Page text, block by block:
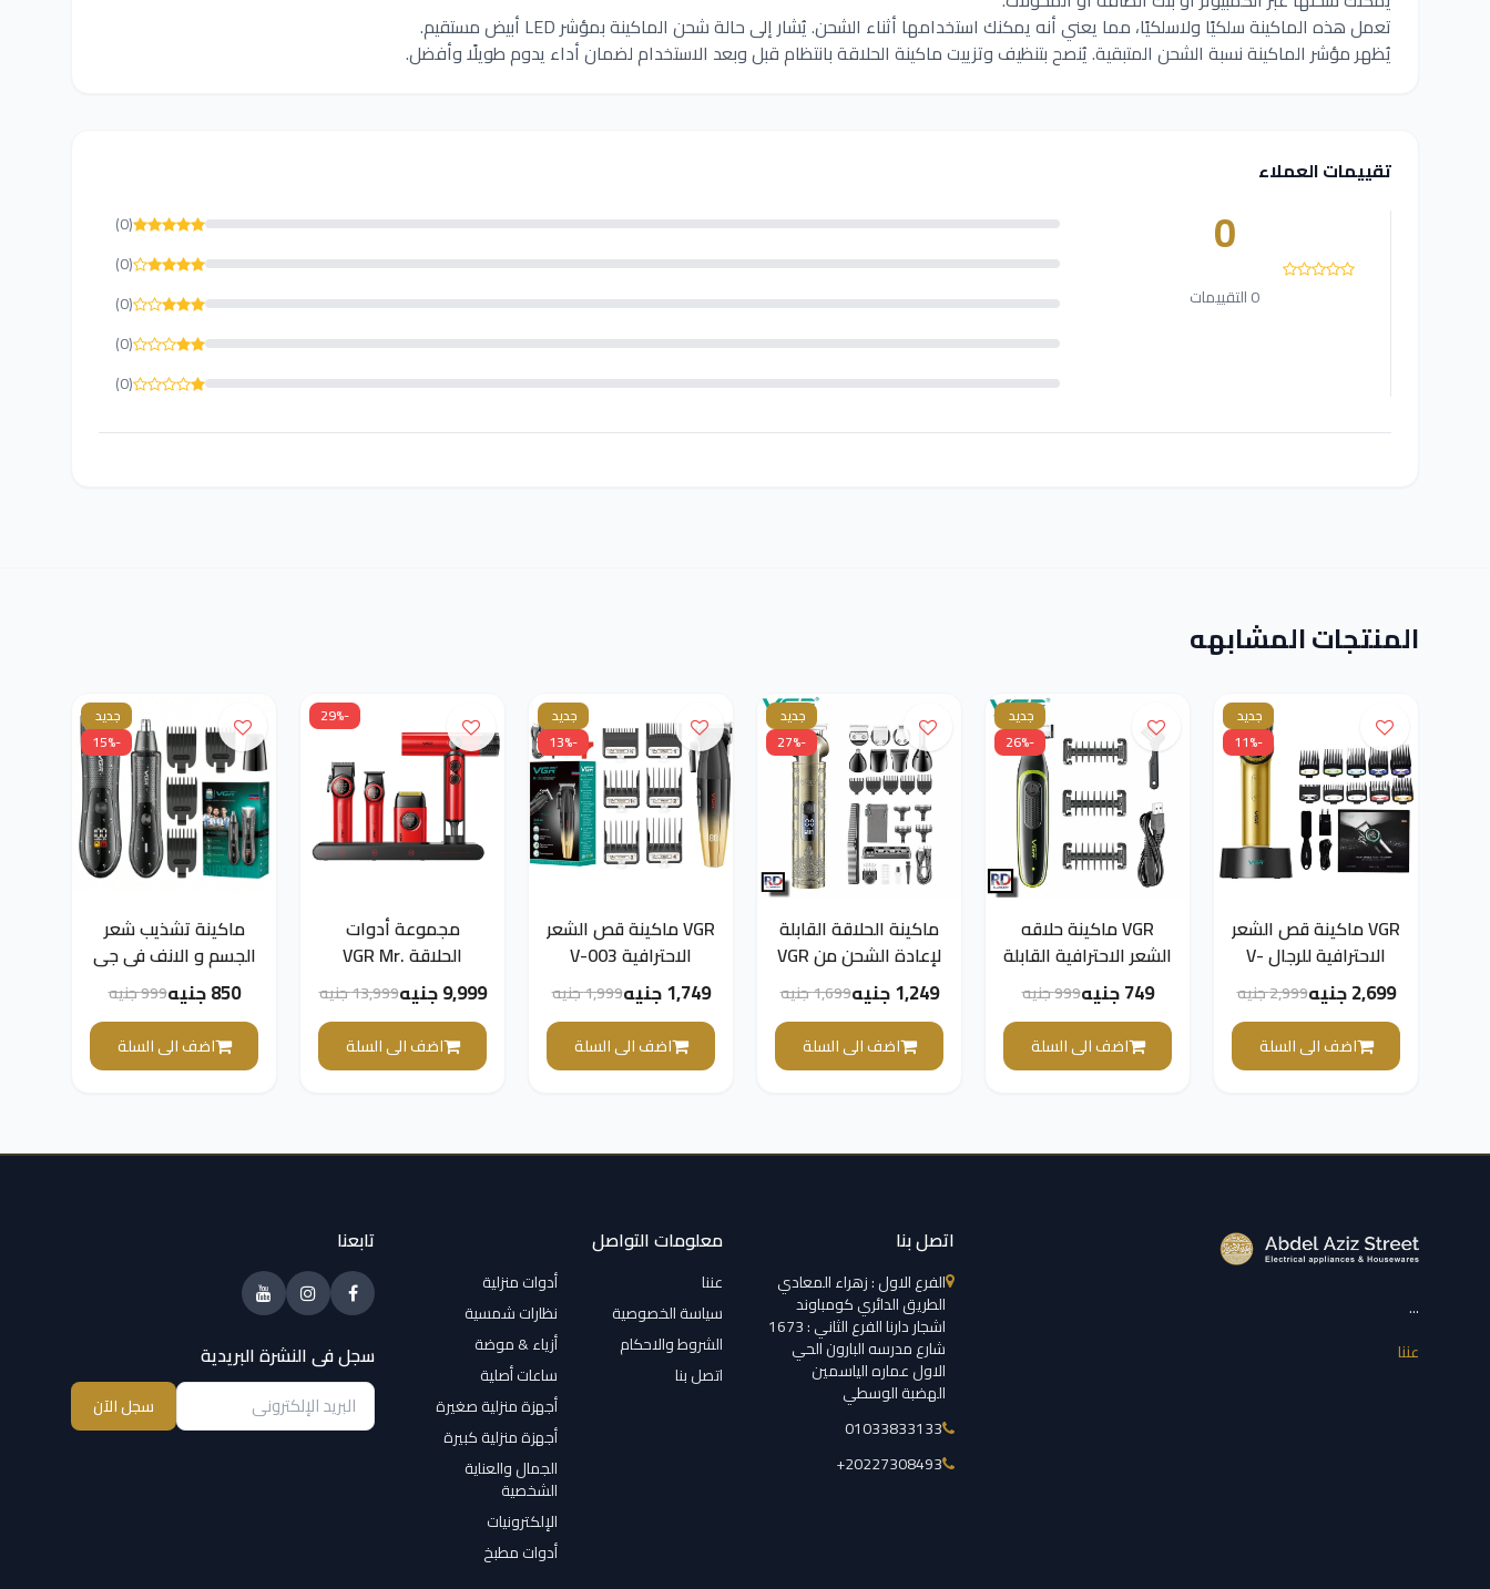
تعمل هذه الماكينة سلكيًا ولاسلكيًا، مما يعني أنه يمكنك استخدامها أثناء الشحن. يُشار إلى حالة شحن الماكينة بمؤشر LED أبيض مستقيم.
يُظهر مؤشر الماكينة نسبة الشحن المتبقية. يُنصح بتنظيف وتزييت ماكينة الحلاقة بانتظام قبل وبعد الاستخدام لضمان أداء يدوم طويلًا وأفضل.
تقييمات العملاء
0
0 التقييمات
(0)
(0)
(0)
(0)
(0)
المنتجات المشابهه
جديد
-11%
VGR ماكينة قص الشعر
الاحترافية للرجال V-
001
2,699 جنيه 2,999 جنيه
اضف الى السلة
جديد
-26%
VGR ماكينة حلاقه
الشعر الاحترافية القابلة
لإعادة الشحن V-017
749 جنيه 999 جنيه
اضف الى السلة
جديد
-27%
ماكينة الحلاقة القابلة
لإعادة الشحن من VGR
V-110 1,249 جنيه 1,699 جنيه
اضف الى السلة
جديد
-13%
VGR ماكينة قص الشعر
الاحترافية V-003
للرجال، (أسود * ذهبي)
1,749 جنيه 1,999 جنيه
اضف الى السلة
-29%
مجموعة أدوات
الحلاقة VGR Mr.
SUPER POWER
Stepless Pro 4 في 1
للصالون، لون أحمر
9,999 جنيه 13,999 جنيه
اضف الى السلة
جديد
-15%
ماكينة تشذيب شعر
الجسم و الانف في جي
ار بروفيشنال V-934
850 جنيه 999 جنيه
اضف الى السلة
...
عننا
اتصل بنا
الفرع الاول : زهراء المعادي
الطريق الدائري كومباوند
اشجار دارنا الفرع الثاني : 1673
شارع مدرسه البارون الحي
الاول عماره الياسمين
الهضبة الوسطي
01033833133
‎+20227308493
معلومات التواصل
عننا
سياسة الخصوصية
الشروط والاحكام
اتصل بنا
أدوات منزلية
نظارات شمسية
أزياء & موضة
ساعات أصلية
أجهزة منزلية صغيرة
أجهزة منزلية كبيرة
الجمال والعناية
الشخصية
الإلكترونيات
أدوات مطبخ
تابعنا
سجل فى النشرة البريدية
سجل الآن